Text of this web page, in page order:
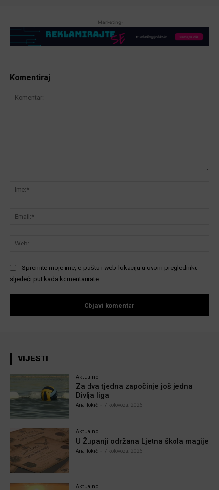
-Marketing-
Komentiraj
Spremite moje ime, e-poštu i web-lokaciju u ovom pregledniku
sljedeći put kada komentarirate.
VIJESTI
Aktualno
Za dva tjedna započinje još jedna
Divlja liga
Ana Tokić 7 kolovoza, 2026
Aktualno
U Županji održana Ljetna škola magije
Ana Tokić 7 kolovoza, 2026
Aktualno